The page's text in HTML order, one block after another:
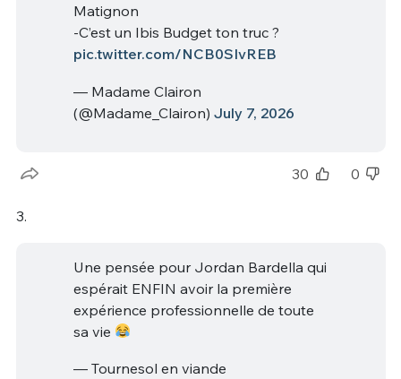
Matignon
-C’est un Ibis Budget ton truc ?
pic.twitter.com/NCB0SIvREB
— Madame Clairon
(@Madame_Clairon) July 7, 2026
30 0
3.
Une pensée pour Jordan Bardella qui
espérait ENFIN avoir la première
expérience professionnelle de toute
sa vie
— Tournesol en viande